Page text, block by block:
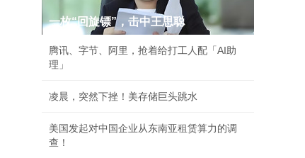
一枚“回旋镖”，击中王思聪
腾讯、字节、阿里，抢着给打工人配「AI助
理」
凌晨，突然下挫！美存储巨头跳水
美国发起对中国企业从东南亚租赁算力的调
查！